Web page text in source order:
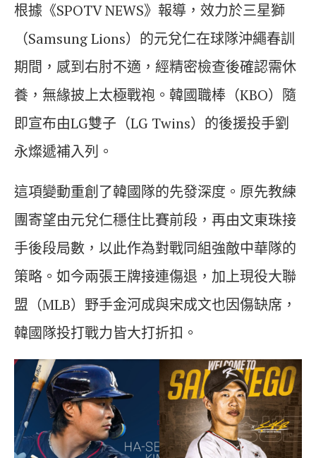
根據《SPOTV NEWS》報導，效力於三星獅
（Samsung Lions）的元兌仁在球隊沖繩春訓
期間，感到右肘不適，經精密檢查後確認需休
養，無緣披上太極戰袍。韓國職棒（KBO）隨
即宣布由LG雙子（LG Twins）的後援投手劉
永燦遞補入列。
這項變動重創了韓國隊的先發深度。原先教練
團寄望由元兌仁穩住比賽前段，再由文東珠接
手後段局數，以此作為對戰同組強敵中華隊的
策略。如今兩張王牌接連傷退，加上現役大聯
盟（MLB）野手金河成與宋成文也因傷缺席，
韓國隊投打戰力皆大打折扣。